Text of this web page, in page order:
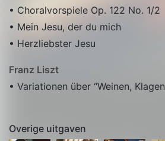
• Choralvorspiele Op. 122 No. 1/2
• Mein Jesu, der du mich
• Herzliebster Jesu
Franz Liszt
• Variationen über “Weinen,
Overige uitgaven